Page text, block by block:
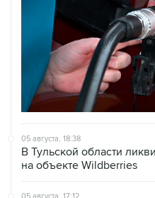
05 августа, 18:38
В Тульской области
на объекте Wildberries
05 августа, 17:12